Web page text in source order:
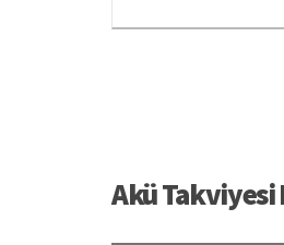
Akü Takviyesi